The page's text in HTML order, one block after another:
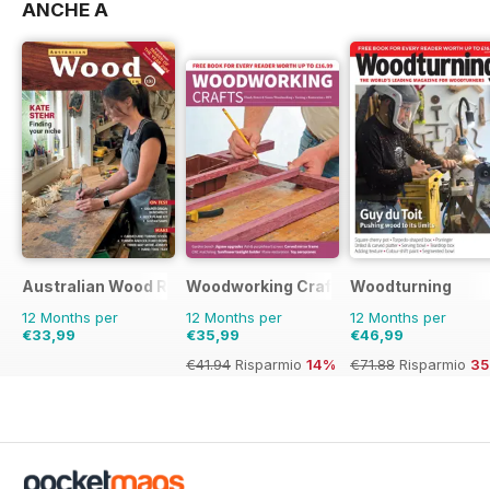
ANCHE A
Australian Wood Review
12 Months per
€33,99
Woodworking Crafts Magazine
12 Months per
€35,99
€41.94 Risparmio 14%
Woodturning
12 Months per
€46,99
€71.88 Risparmio